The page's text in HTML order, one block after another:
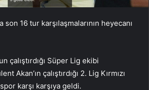
son 16 tur karşılaşmalarının heyecanı
çalıştırdığı Süper Lig ekibi
Akan’ın çalıştırdığı 2. Lig Kırmızı
karşı karşıya geldi.